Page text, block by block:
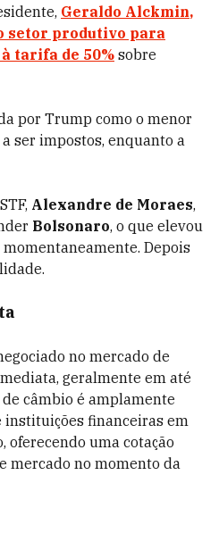
Geraldo Alckmin,
setor produtivo para
tarifa de 50% sobre
por Trump como o menor
ser impostos, enquanto a
Alexandre de Moraes,
Bolsonaro, o que elevou
Depois
no mercado de
geralmente em até
câmbio é amplamente
financeiras em
oferecendo uma cotação
mercado no momento da